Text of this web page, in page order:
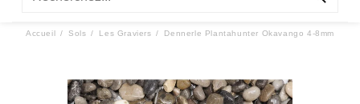
Accueil Sols Les Graviers Dennerle Plantahunter Okavango 4-8mm